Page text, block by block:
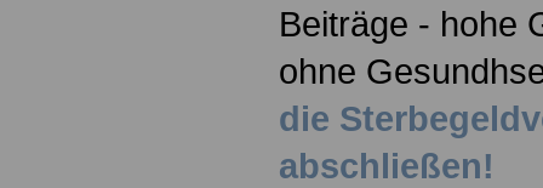
Beiträge - hohe
ohne
die
abschließen!